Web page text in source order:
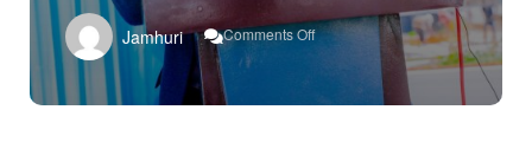
Jamhuri Comments Off
On
Tulinde